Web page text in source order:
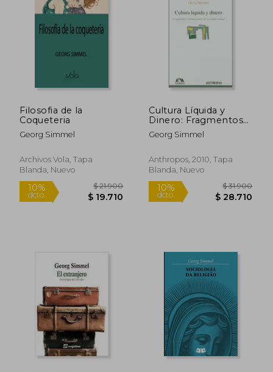
10%
dcto. $ 22.320
10%
dcto. $ 17.910
10%
dcto.
Filosofia de la
Coqueteria
Georg Simmel
Archivos Vola, Tapa
Blanda, Nuevo
Cultura Líquida y
Dinero: Fragmentos
Simmelianos de la
Modernidad
Georg Simmel
Anthropos, 2010, Tapa
Blanda, Nuevo